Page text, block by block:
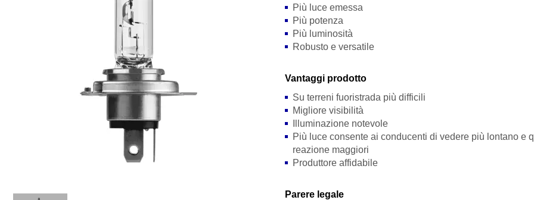
Più luce emessa
Più potenza
Più luminosità
Robusto e versatile
Vantaggi prodotto
Su terreni fuoristrada più difficili
Migliore visibilità
Illuminazione notevole
Più luce consente ai conducenti di vedere più lontano e
reazione maggiori
Produttore affidabile
Parere legale